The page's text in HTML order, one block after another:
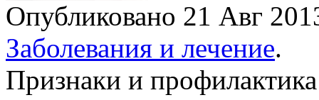
Опубликовано 21 Авг
Заболевания и лечение.
Признаки и